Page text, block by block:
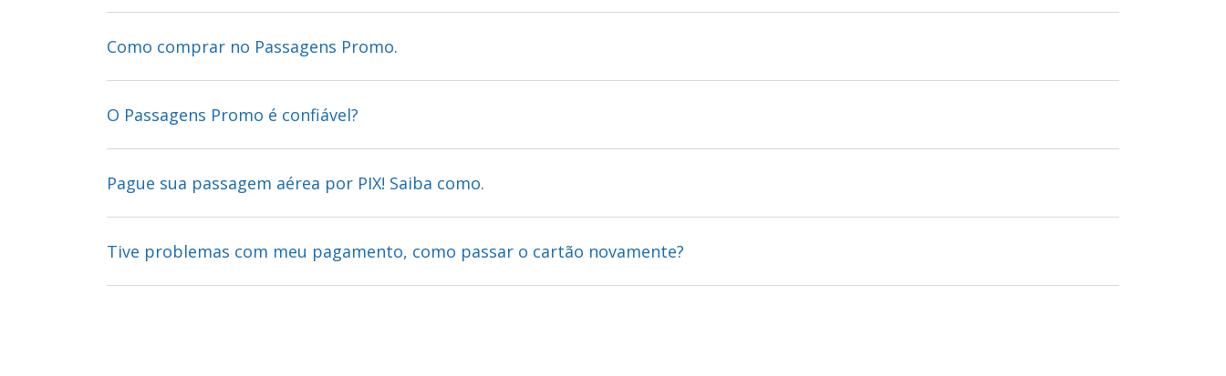
Como comprar no Passagens Promo.
O Passagens Promo é confiável?
Pague sua passagem aérea por PIX! Saiba como.
Tive problemas com meu pagamento, como passar o cartão novamente?